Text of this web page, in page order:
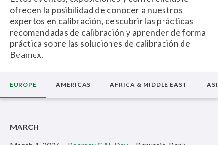
ofrecen la posibilidad de conocer a nuestros
expertos en calibración, descubrir las prácticas
recomendadas de calibración y aprender de forma
práctica sobre las soluciones de calibración de
Beamex.
EUROPE AMERICAS AFRICA & MIDDLE EAST
MARCH